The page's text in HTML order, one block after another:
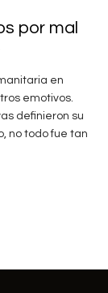
por mal
en
emotivos.
definieron su
no todo fue tan